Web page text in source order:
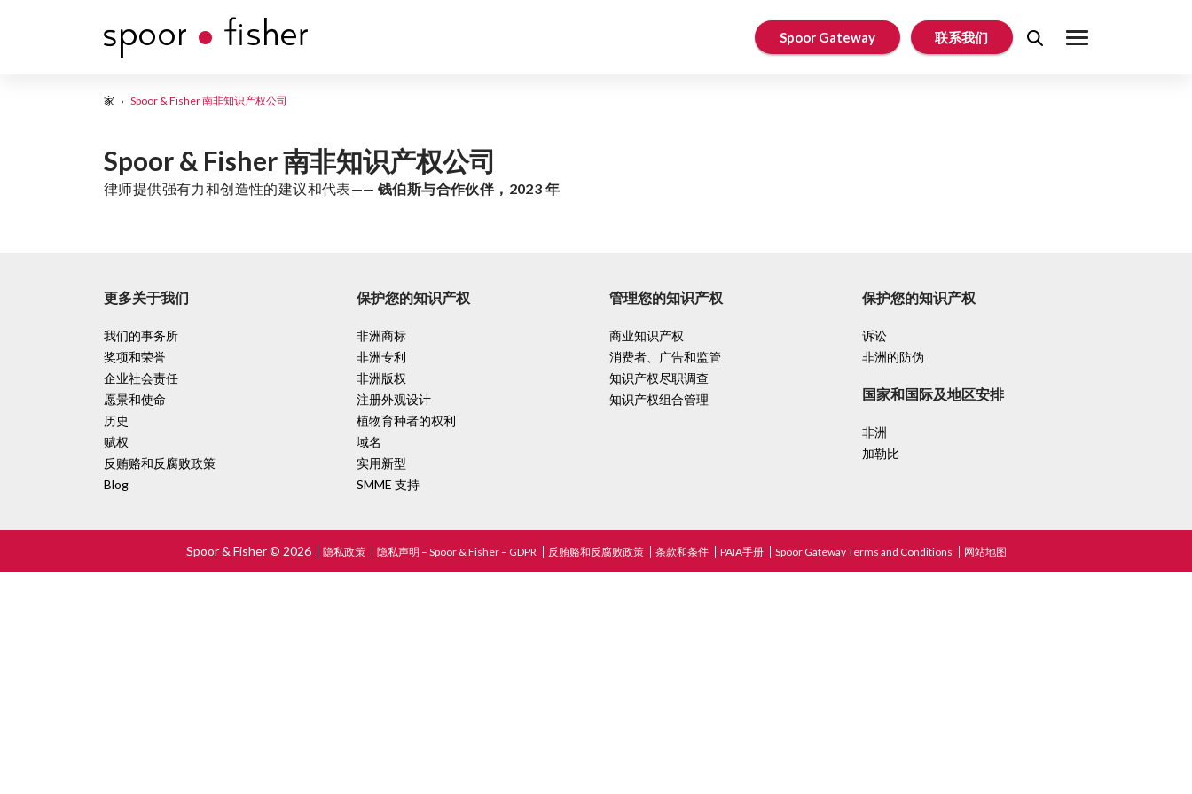
Spoor Gateway 联系我们
家 › Spoor & Fisher 南非知识产权公司
Spoor & Fisher 南非知识产权公司
律师提供强有力和创造性的建议和代表—— 钱伯斯与合作伙伴，2023 年
更多关于我们
我们的事务所
奖项和荣誉
企业社会责任
愿景和使命
历史
赋权
反贿赂和反腐败政策
Blog
保护您的知识产权
非洲商标
非洲专利
非洲版权
注册外观设计
植物育种者的权利
域名
实用新型
SMME 支持
管理您的知识产权
商业知识产权
消费者、广告和监管
知识产权尽职调查
知识产权组合管理
保护您的知识产权
诉讼
非洲的防伪
国家和国际及地区安排
非洲
加勒比
Spoor & Fisher © 2026 隐私政策 隐私声明 – Spoor & Fisher – GDPR 反贿赂和反腐败政策 条款和条件 PAIA手册 Spoor Gateway Terms and Conditions 网站地图